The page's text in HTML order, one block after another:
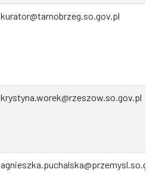
kurator@tarnobrzeg.so.gov.pl
krystyna.worek@rzeszow.so.gov.pl
agnieszka.puchalska@przemysl.so.gov.pl